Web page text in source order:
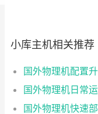
小库主机相关推荐